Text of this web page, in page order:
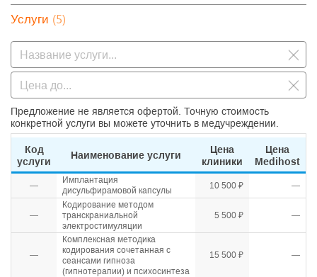
Услуги (5)
Предложение не является офертой. Точную стоимость
конкретной услуги вы можете уточнить в медучреждении.
Код
услуги
Наименование услуги
Цена
клиники
Цена
Medihost
—
Имплантация
дисульфирамовой капсулы
10 500 ₽ —
—
Кодирование методом
транскраниальной
электростимуляции
5 500 ₽ —
—
Комплексная методика
кодирования сочетанная с
сеансами гипноза
(гипнотерапии) и психосинтеза
15 500 ₽ —